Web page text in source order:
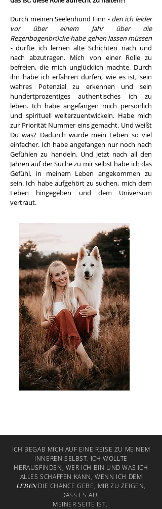
Durch meinen Seelenhund Finn - den ich leider
vor über einem Jahr über die
Regenbogenbrücke habe gehen lassen müssen
-durfte ich lernen alte Schichten nach und
nach abzutragen. Mich von einer Rolle zu
befreien, die mich unglücklich machte. Durch
ihn habe ich erfahren dürfen, wie es ist, sein
wahres Potenzial zu erkennen und sein
hundertprozentiges authentisches ich zu
leben. Ich habe angefangen mich persönlich
und spirituell weiterzuentwickeln. Habe mich
zur Priorität Nummer eins gemacht. Und weißt
Du was? Dadurch wurde mein Leben so viel
einfacher. Ich habe angefangen nur noch nach
Gefühlen zu handeln. Und jetzt nach all den
Jahren auf der Suche zu mir selbst habe ich das
Gefühl, in meinem Leben angekommen zu
sein. Ich habe aufgehört zu suchen, mich dem
Leben hingegeben und dem Universum
vertraut.
ICH BEGAB MICH AUF EINE REISE ZU MEINEM
INNEREN SELBST. ICH WOLLTE
HERAUSFINDEN, WER ICH BIN UND WAS ICH
ALLES SCHAFFEN KANN, WENN ICH DEM
LEBENDIE CHANCE GEBE, MIR ZU ZEIGEN,
DASS ES AUF
MEINER SEITE IST.